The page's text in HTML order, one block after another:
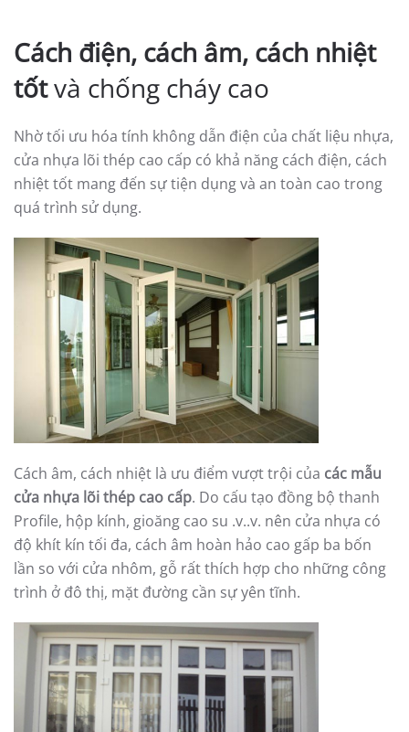
Cách điện, cách âm, cách nhiệt
tốtvà chống cháy cao
Nhờ tối ưu hóa tính không dẫn điện của chất liệu nhựa,
cửa nhựa lõi thép cao cấp có khả năng cách điện, cách
nhiệt tốt mang đến sự tiện dụng và an toàn cao trong
quá trình sử dụng.
Cách âm, cách nhiệt là ưu điểm vượt trội của các mẫu
cửa nhựa lõi thép cao cấp. Do cấu tạo đồng bộ thanh
Profile, hộp kính, gioăng cao su .v..v. nên cửa nhựa có
độ khít kín tối đa, cách âm hoàn hảo cao gấp ba bốn
lần so với cửa nhôm, gỗ rất thích hợp cho những công
trình ở đô thị, mặt đường cần sự yên tĩnh.